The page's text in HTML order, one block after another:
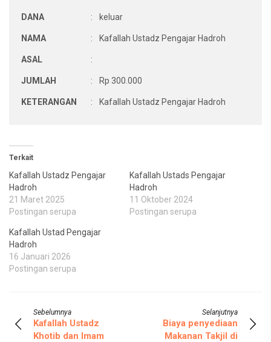
DANA : keluar
NAMA : Kafallah Ustadz Pengajar Hadroh
ASAL :
JUMLAH : Rp 300.000
KETERANGAN : Kafallah Ustadz Pengajar Hadroh
Terkait
Kafallah Ustadz Pengajar
Hadroh
21 Maret 2025
Postingan serupa
Kafallah Ustads Pengajar
Hadroh
11 Oktober 2024
Postingan serupa
Kafallah Ustad Pengajar
Hadroh
16 Januari 2026
Postingan serupa
Sebelumnya
Kafallah Ustadz
Khotib dan Imam
Selanjutnya
Biaya penyediaan
Makanan Takjil di